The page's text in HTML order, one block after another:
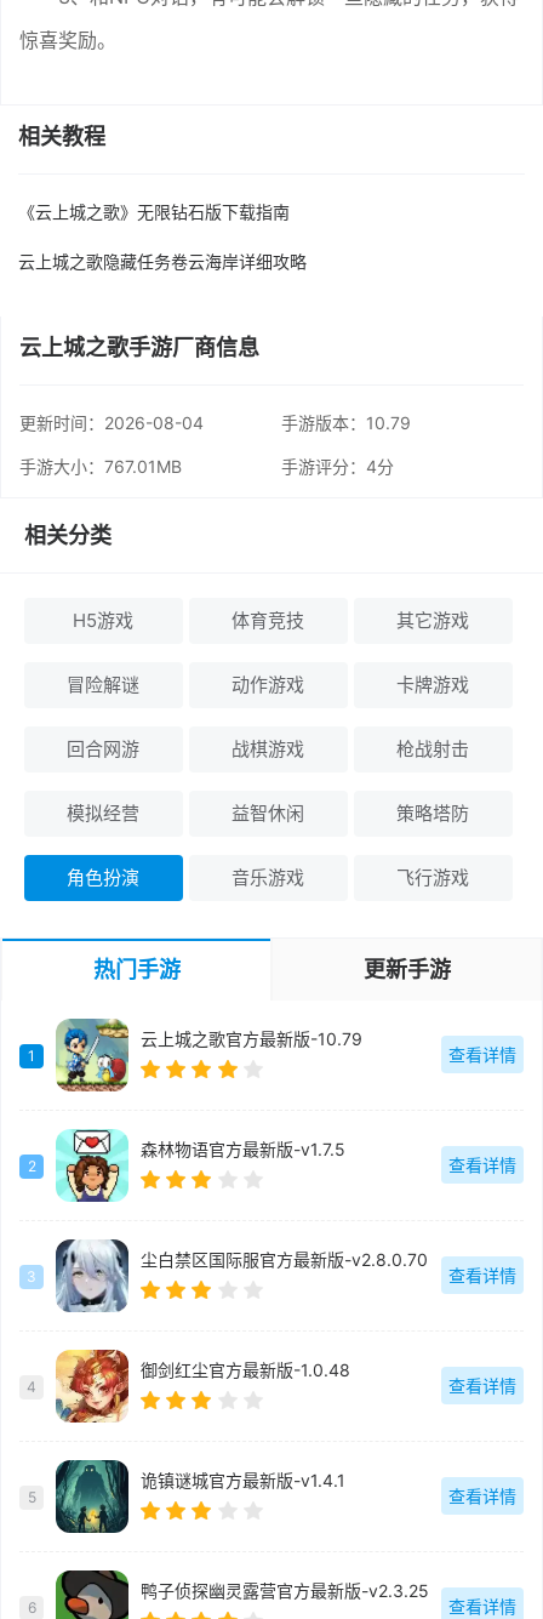
惊喜奖励。
相关教程
《云上城之歌》无限钻石版下载指南
云上城之歌隐藏任务卷云海岸详细攻略
云上城之歌手游厂商信息
更新时间： 2026-08-04 手游版本：10.79
手游大小：767.01MB 手游评分： 4分
相关分类
H5游戏 体育竞技 其它游戏
冒险解谜 动作游戏 卡牌游戏
回合网游 战棋游戏 枪战射击
模拟经营 益智休闲 策略塔防
角色扮演 音乐游戏 飞行游戏
热门手游 更新手游
1
云上城之歌官方最新版-10.79
查看详情
2
森林物语官方最新版-v1.7.5
查看详情
3
尘白禁区国际服官方最新版-v2.8.0.70
查看详情
4
御剑红尘官方最新版-1.0.48
查看详情
5
诡镇谜城官方最新版-v1.4.1
查看详情
6
鸭子侦探幽灵露营官方最新版-v2.3.25
查看详情